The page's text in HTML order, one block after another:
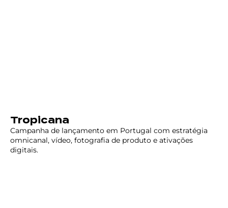
Tropicana
Campanha de lançamento em Portugal com estratégia
omnicanal, vídeo, fotografia de produto e ativações
digitais.